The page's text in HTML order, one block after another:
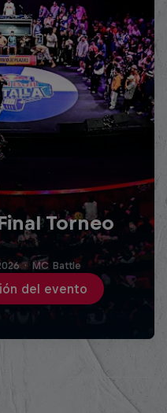
Torneo
del evento
· MC Battle